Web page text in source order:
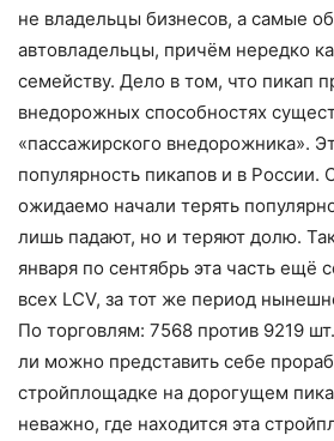
не владельцы бизнесов, а самые
автовладельцы, причём нередко
семейству. Дело в том, что пикап
внедорожных способностях
«пассажирского внедорожника».
популярность пикапов и в России.
ожидаемо начали терять
лишь падают, но и теряют долю.
января по сентябрь эта часть ещё
всех LCV, за тот же период
По торговлям: 7568 против 9219
ли можно представить себе
стройплощадке на дорогущем
неважно, где находится эта